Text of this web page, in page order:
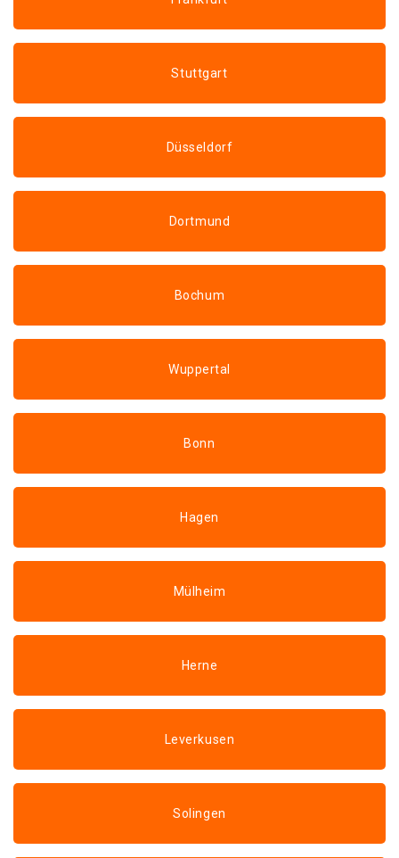
Stuttgart
Düsseldorf
Dortmund
Bochum
Wuppertal
Bonn
Hagen
Mülheim
Herne
Leverkusen
Solingen